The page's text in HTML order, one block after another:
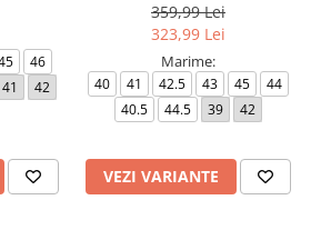
46
41
42
359,99 Lei
323,99 Lei
Marime:
40 41 42.5 43 45
44
40.5
44.5 39 42
VEZI VARIANTE